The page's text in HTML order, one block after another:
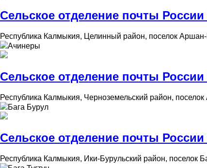
Сельское отделение почты
Республика Калмыкия, Целинный район, поселок
Ачинеры
Сельское отделение почты
Республика Калмыкия, Черноземельский район,
Бага Бурул
Сельское отделение почты
Республика Калмыкия, Ики-Бурульский район, поселок